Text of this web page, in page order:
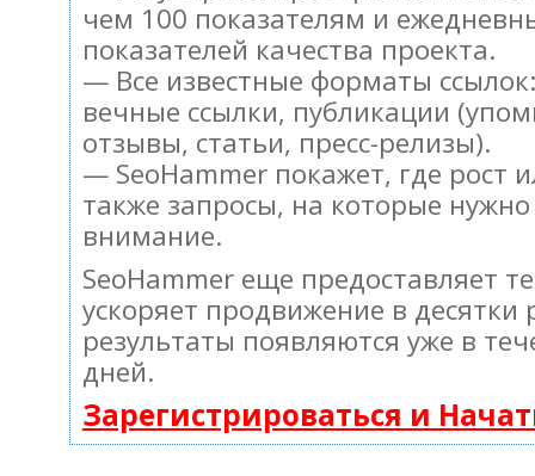
чем 100 показателям и
показателей качества проекта.
— Все известные форматы
вечные ссылки, публикации
отзывы, статьи, пресс-релизы).
— SeoHammer покажет, где рост
также запросы, на которые
внимание.
SeoHammer еще предоставляет
ускоряет продвижение в десятки
результаты появляются уже в
дней.
Зарегистрироваться и